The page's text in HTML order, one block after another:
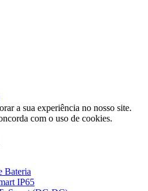
a sua experiência no nosso site.
com o uso de cookies.
Bateria
IP65